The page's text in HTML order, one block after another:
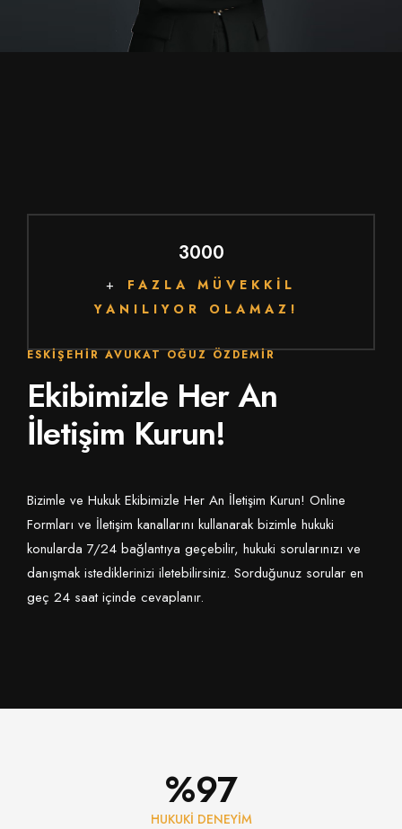
3000
+
FAZLA MÜVEKKİL
YANILIYOR OLAMAZ!
ESKIŞEHIR AVUKAT OĞUZ ÖZDEMIR
Ekibimizle Her An
İletişim Kurun!
Bizimle ve Hukuk Ekibimizle Her An İletişim Kurun! Online
Formları ve İletişim kanallarını kullanarak bizimle hukuki
konularda 7/24 bağlantıya geçebilir, hukuki sorularınızı ve
danışmak istediklerinizi iletebilirsiniz. Sorduğunuz sorular en
geç 24 saat içinde cevaplanır.
%100
HUKUKİ DENEYİM